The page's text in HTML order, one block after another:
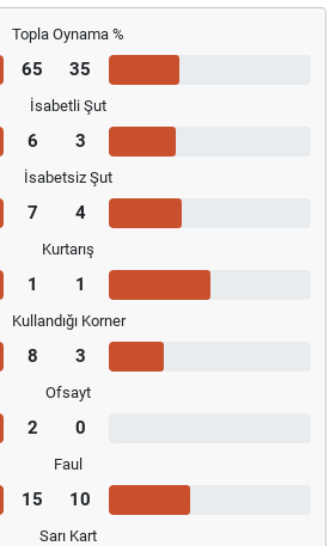
Topla Oynama %
65 35
İsabetli Şut
6 3
İsabetsiz Şut
7 4
Kurtarış
1 1
Kullandığı Korner
8 3
Ofsayt
2 0
Faul
15 10
Sarı Kart